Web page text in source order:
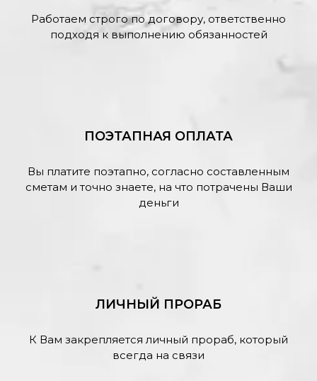
Работаем строго по договору, ответственно
подходя к выполнению обязанностей
ПОЭТАПНАЯ ОПЛАТА
Вы платите поэтапно, согласно составленным
сметам и точно знаете, на что потрачены Ваши
деньги
ЛИЧНЫЙ ПРОРАБ
К Вам закрепляется личный прораб, который
всегда на связи